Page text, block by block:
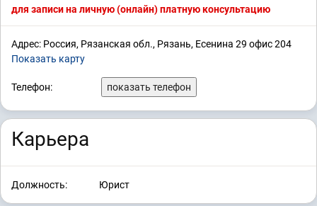
для записи на личную (онлайн) платную консультацию
Адрес: Россия, Рязанская обл., Рязань, Есенина 29 офис 204
Показать карту
Телефон: показать телефон
Карьера
Должность: Юрист